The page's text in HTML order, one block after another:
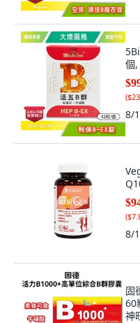
個
(
8/
(
8/
固
60
神